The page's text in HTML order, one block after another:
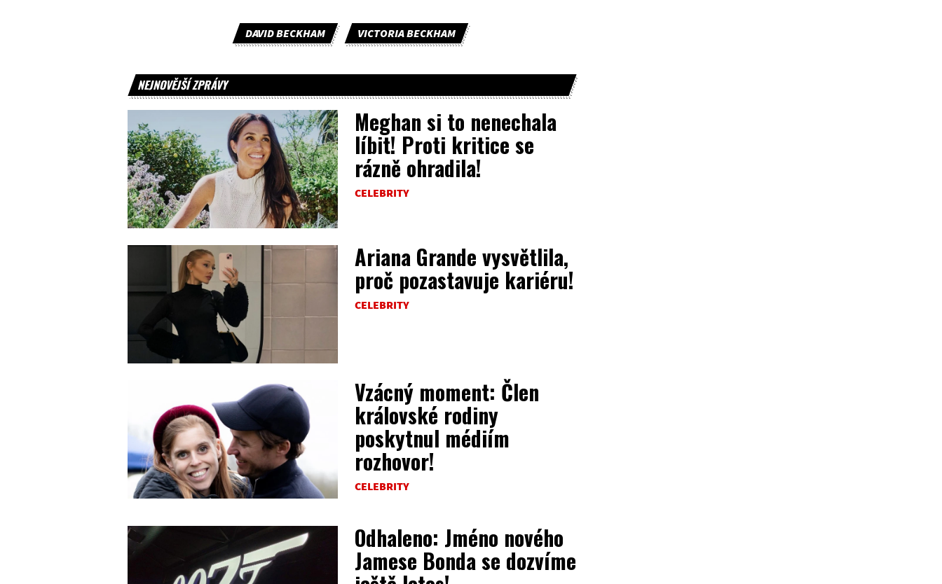
DAVID BECKHAM VICTORIA BECKHAM
NEJNOVĚJŠÍ ZPRÁVY
Meghan si to nenechala
líbit! Proti kritice se
rázně ohradila!
CELEBRITY
Ariana Grande vysvětlila,
proč pozastavuje kariéru!
CELEBRITY
Vzácný moment: Člen
královské rodiny
poskytnul médiím
rozhovor!
CELEBRITY
Odhaleno: Jméno nového
Jamese Bonda se dozvíme